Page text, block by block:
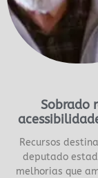
Sobrado
Recursos
deputado
melhorias que